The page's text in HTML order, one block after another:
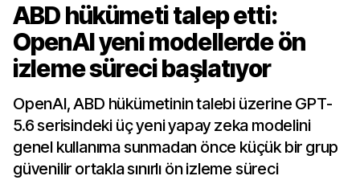
ABD hükümeti talep etti:
OpenAI yeni modellerde ön
izleme süreci başlatıyor
OpenAI, ABD hükümetinin talebi üzerine GPT-
5.6 serisindeki üç yeni yapay zeka modelini
genel kullanıma sunmadan önce küçük bir grup
güvenilir ortakla sınırlı ön izleme süreci